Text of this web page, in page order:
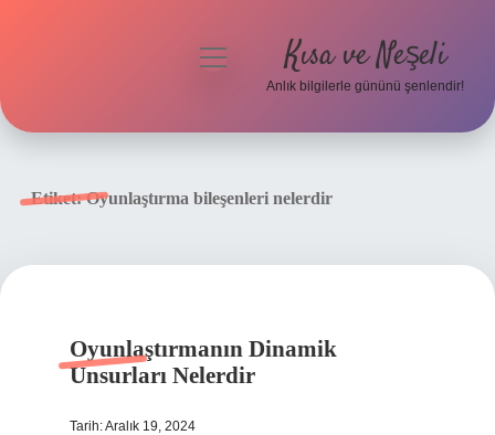
menüyü
Kısa ve Neşeli
Anlık bilgilerle gününü şenlendir!
Etiket:Oyunlaştırma bileşenleri nelerdir
Oyunlaştırmanın Dinamik
Unsurları Nelerdir
Tarih: Aralık 19, 2024